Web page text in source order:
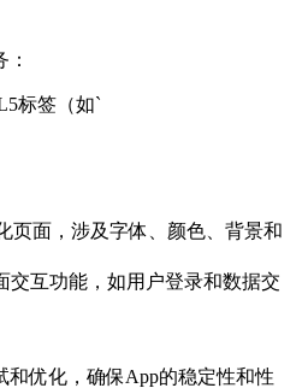
标签（如`
页面，涉及字体、颜色、背景和
交互功能，如用户登录和数据交
和优化，确保App的稳定性和性